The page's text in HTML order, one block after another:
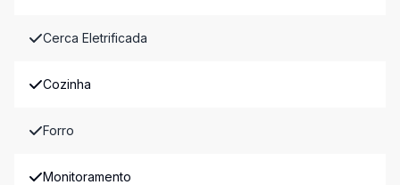
Cerca Eletrificada
Cozinha
Forro
Monitoramento